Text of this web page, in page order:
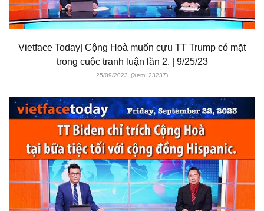
Vietface Today| Cộng Hoà muốn cựu TT Trump có mặt
trong cuộc tranh luận lần 2. | 9/25/23
25/09/2023 (Xem: 23237)